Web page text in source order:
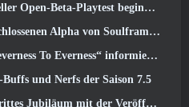
Beta-Playtest beginnt heute
Alpha von Soulframe verfügbar
Spieler darüber, was sie bei der Veröffentlichung erwartet
und Nerfs der Saison 7.5
mit der Veröffentlichung von SS12 Lunaria